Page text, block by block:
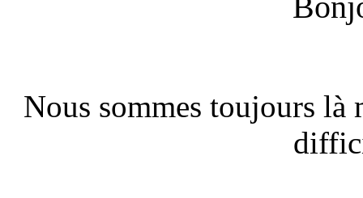
Nous sommes toujours là